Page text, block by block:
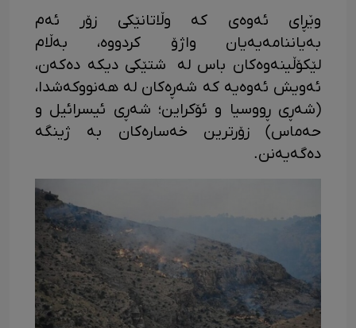
وێڕای ئەوەی کە وڵاتانێکی زۆر ئەم
بەیاننامەیەیان واژۆ کردووە، بەڵام
لێکۆڵینەوەکان باس لە شتێکی دیکە دەکەن،
ئەویش ئەوەیە کە شەڕەکان لە هەنووکەشدا،
(شەڕی ڕووسیا و ئۆکراین؛ شەڕی ئیسرائیل و
حەماس) زۆرترین خەسارەکان بە ژینگە
دەگەیەنن.